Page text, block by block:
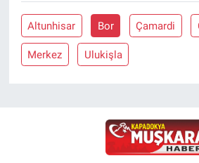
Altunhisar Bor Çamardi
Merkez Ulukişla